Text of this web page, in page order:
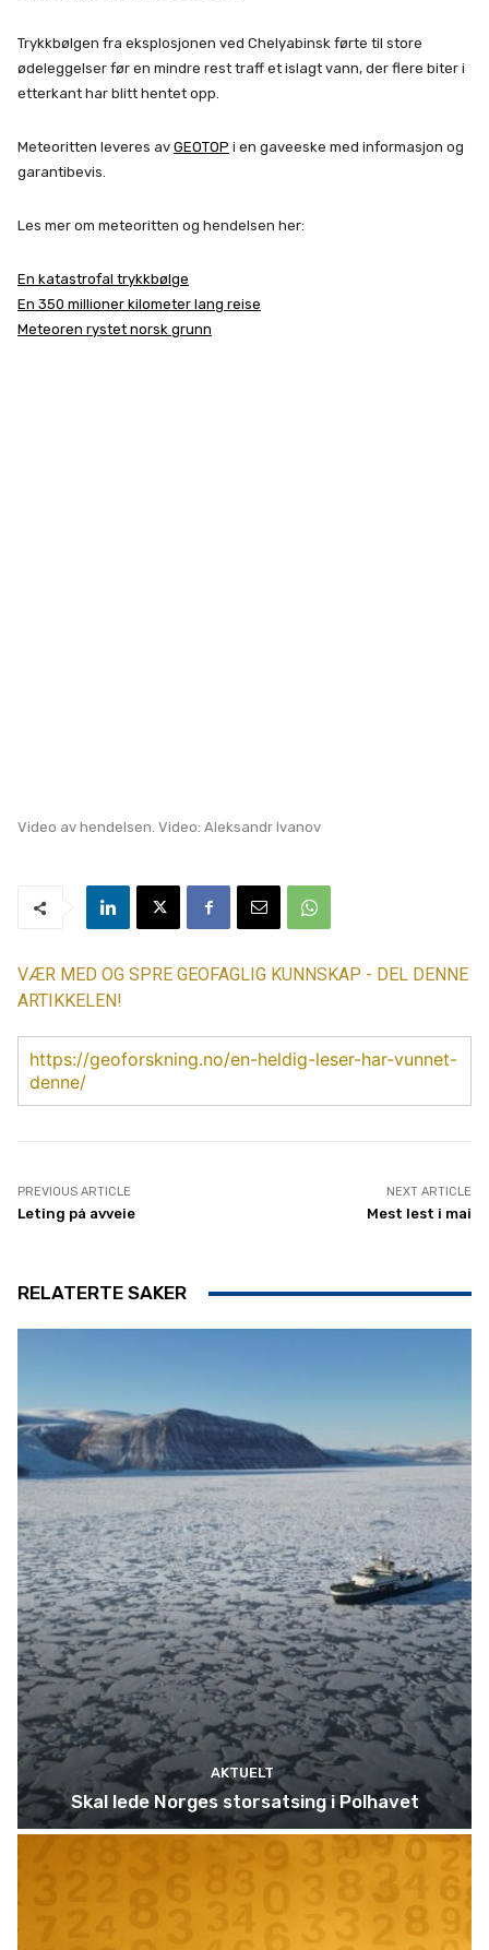
Trykkbølgen fra eksplosjonen ved Chelyabinsk førte til store
ødeleggelser før en mindre rest traff et islagt vann, der flere biter i
etterkant har blitt hentet opp.
Meteoritten leveres av GEOTOP i en gaveeske med informasjon og
garantibevis.
Les mer om meteoritten og hendelsen her:
En katastrofal trykkbølge
En 350 millioner kilometer lang reise
Meteoren rystet norsk grunn
Video av hendelsen. Video: Aleksandr Ivanov
VÆR MED OG SPRE GEOFAGLIG KUNNSKAP - DEL DENNE
ARTIKKELEN!
https://geoforskning.no/en-heldig-leser-har-vunnet-
denne/
PREVIOUS ARTICLE
Leting på avveie
NEXT ARTICLE
Mest lest i mai
RELATERTE SAKER
AKTUELT
Skal lede Norges storsatsing i Polhavet